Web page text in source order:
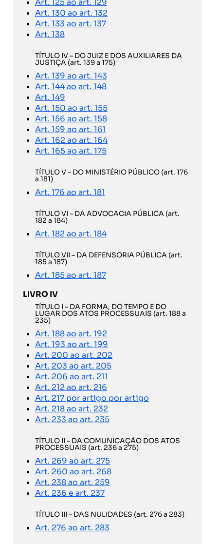
Art. 125 ao art. 129
Art. 130 ao art. 132
Art. 133 ao art. 137
Art. 138
TÍTULO IV – DO JUIZ E DOS AUXILIARES DA
JUSTIÇA (art. 139 a 175)
Art. 139 ao art. 143
Art. 144 ao art. 148
Art. 149
Art. 150 ao art. 155
Art. 156 ao art. 158
Art. 159 ao art. 161
Art. 162 ao art. 164
Art. 165 ao art. 175
TÍTULO V – DO MINISTÉRIO PÚBLICO (art. 176
a 181)
Art. 176 ao art. 181
TÍTULO VI – DA ADVOCACIA PÚBLICA (art.
182 a 184)
Art. 182 ao art. 184
TÍTULO VII – DA DEFENSORIA PÚBLICA (art.
185 a 187)
Art. 185 ao art. 187
LIVRO IV
TÍTULO I – DA FORMA, DO TEMPO E DO
LUGAR DOS ATOS PROCESSUAIS (art. 188 a
235)
Art. 188 ao art. 192
Art. 193 ao art. 199
Art. 200 ao art. 202
Art. 203 ao art. 205
Art. 206 ao art. 211
Art. 212 ao art. 216
Art. 217 por artigo por artigo
Art. 218 ao art. 232
Art. 233 ao art. 235
TÍTULO II – DA COMUNICAÇÃO DOS ATOS
PROCESSUAIS (art. 236 a 275)
Art. 269 ao art. 275
Art. 260 ao art. 268
Art. 238 ao art. 259
Art. 236 e art. 237
TÍTULO III – DAS NULIDADES (art. 276 a 283)
Art. 276 ao art. 283